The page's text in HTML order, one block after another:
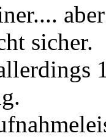
sicher.